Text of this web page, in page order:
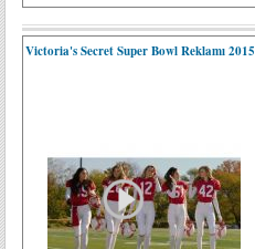
Victoria's Secret Super Bowl Reklamı 2015